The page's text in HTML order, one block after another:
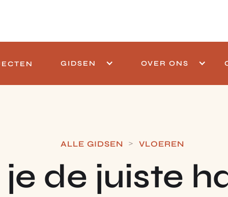
GIDSEN OVER ONS
ALLE GIDSEN > VLOEREN
je de juiste